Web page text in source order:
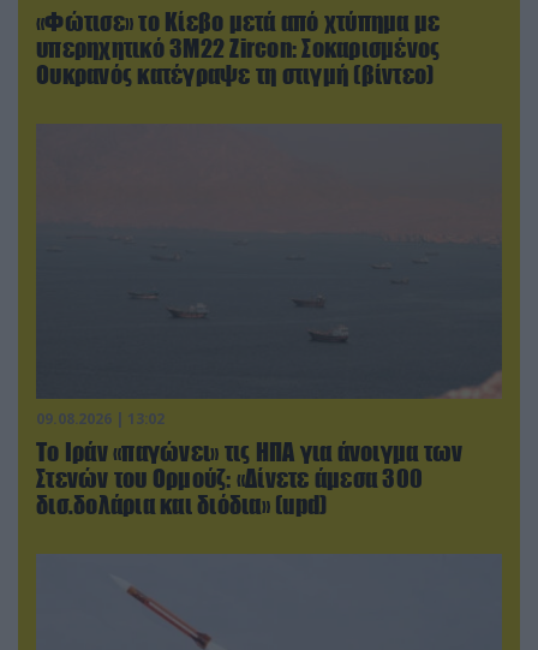
«Φώτισε» το Κίεβο μετά από χτύπημα με
υπερηχητικό 3M22 Zircon: Σοκαρισμένος
Ουκρανός κατέγραψε τη στιγμή (βίντεο)
09.08.2026 | 13:02
Το Ιράν «παγώνει» τις ΗΠΑ για άνοιγμα των
Στενών του Ορμούζ: «Δίνετε άμεσα 300
δισ.δολάρια και διόδια» (upd)